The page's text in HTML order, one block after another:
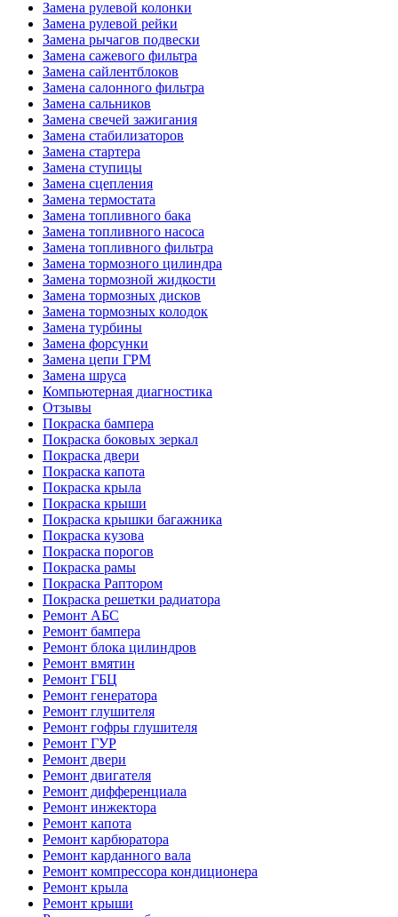
Замена рулевой колонки
Замена рулевой рейки
Замена рычагов подвески
Замена сажевого фильтра
Замена сайлентблоков
Замена салонного фильтра
Замена сальников
Замена свечей зажигания
Замена стабилизаторов
Замена стартера
Замена ступицы
Замена сцепления
Замена термостата
Замена топливного бака
Замена топливного насоса
Замена топливного фильтра
Замена тормозного цилиндра
Замена тормозной жидкости
Замена тормозных дисков
Замена тормозных колодок
Замена турбины
Замена форсунки
Замена цепи ГРМ
Замена шруса
Компьютерная диагностика
Отзывы
Покраска бампера
Покраска боковых зеркал
Покраска двери
Покраска капота
Покраска крыла
Покраска крыши
Покраска крышки багажника
Покраска кузова
Покраска порогов
Покраска рамы
Покраска Раптором
Покраска решетки радиатора
Ремонт АБС
Ремонт бампера
Ремонт блока цилиндров
Ремонт вмятин
Ремонт ГБЦ
Ремонт генератора
Ремонт глушителя
Ремонт гофры глушителя
Ремонт ГУР
Ремонт двери
Ремонт двигателя
Ремонт дифференциала
Ремонт инжектора
Ремонт капота
Ремонт карбюратора
Ремонт карданного вала
Ремонт компрессора кондиционера
Ремонт крыла
Ремонт крыши